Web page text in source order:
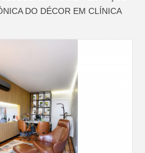
DO DÉCOR EM CLÍNICA